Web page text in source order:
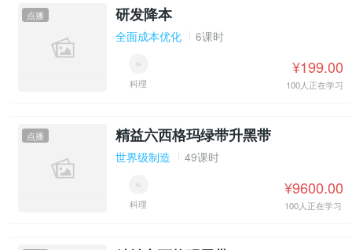
点播 研发降本
全面成本优化 6课时
科理
¥199.00
100人正在学习
点播 精益六西格玛绿带升黑带
世界级制造 49课时
科理
¥9600.00
100人正在学习